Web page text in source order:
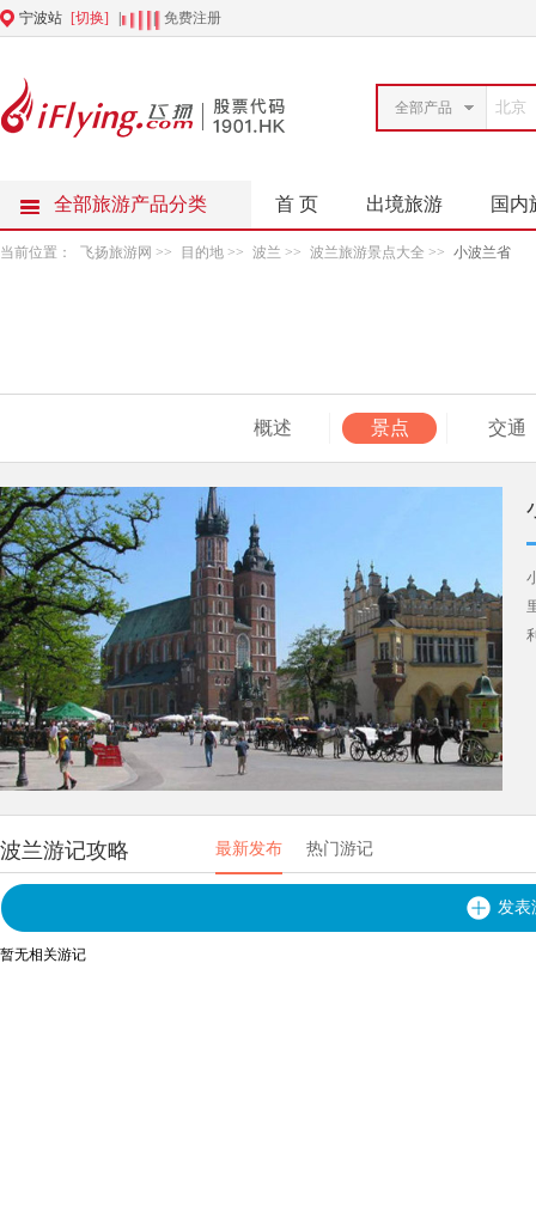
宁波站 [切换] | 免费注册
全部产品
全部旅游产品分类 首 页 出境旅游 国内
当前位置： 飞扬旅游网 >> 目的地 >> 波兰 >> 波兰旅游景点大全 >> 小波兰省
概述 景点 交通
波兰游记攻略 最新发布 热门游记
发表
暂无相关游记